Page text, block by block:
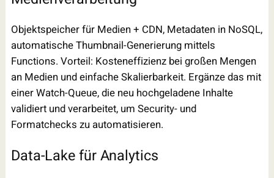
Objektspeicher für Medien + CDN, Metadaten in NoSQL,
automatische Thumbnail-Generierung mittels
Functions. Vorteil: Kosteneffizienz bei großen Mengen
an Medien und einfache Skalierbarkeit. Ergänze das mit
einer Watch-Queue, die neu hochgeladene Inhalte
validiert und verarbeitet, um Security- und
Formatchecks zu automatisieren.
Data-Lake für Analytics